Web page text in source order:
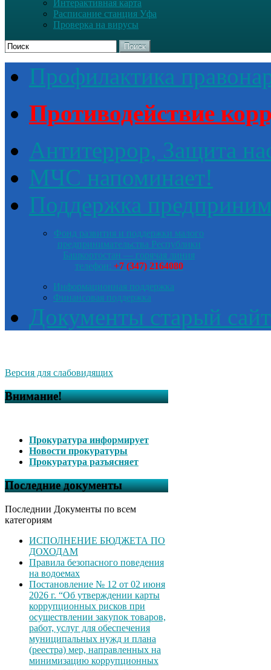
Интерактивная карта
Расписание станция Уфа
Проверка на вирусы
Поиск
Профилактика
Противодействие
Антитеррор, Защита
МЧС напоминает!
Поддержка
Фонд развития и поддержки малого
предпринимательства Республики
Башкортостан — горячая линия
телефон: +7 (347) 2164080
Информационная поддержка
Финансовая поддержка
Документы старый сайт
Версия для слабовидящих
Внимание!
Прокуратура информирует
Новости прокуратуры
Прокуратура разъясняет
Последние документы
Последнии Документы по всем
категориям
ИСПОЛНЕНИЕ БЮДЖЕТА ПО
ДОХОДАМ
Правила безопасного поведения
на водоемах
Постановление № 12 от 02 июня
2026 г. “Об утверждении карты
коррупционных рисков при
осуществлении закупок товаров,
работ, услуг для обеспечения
муниципальных нужд и плана
(реестра) мер, направленных на
минимизацию коррупционных